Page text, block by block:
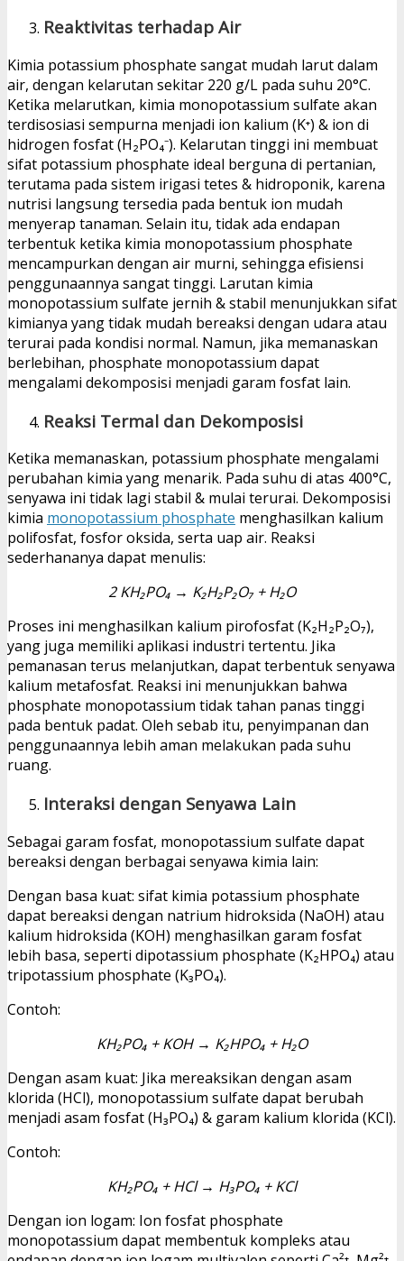
Reaktivitas terhadap Air
Kimia potassium phosphate sangat mudah larut dalam
air, dengan kelarutan sekitar 220 g/L pada suhu 20°C.
Ketika melarutkan, kimia monopotassium sulfate akan
terdisosiasi sempurna menjadi ion kalium (K⁺) & ion di
hidrogen fosfat (H₂PO₄⁻). Kelarutan tinggi ini membuat
sifat potassium phosphate ideal berguna di pertanian,
terutama pada sistem irigasi tetes & hidroponik, karena
nutrisi langsung tersedia pada bentuk ion mudah
menyerap tanaman. Selain itu, tidak ada endapan
terbentuk ketika kimia monopotassium phosphate
mencampurkan dengan air murni, sehingga efisiensi
penggunaannya sangat tinggi. Larutan kimia
monopotassium sulfate jernih & stabil menunjukkan sifat
kimianya yang tidak mudah bereaksi dengan udara atau
terurai pada kondisi normal. Namun, jika memanaskan
berlebihan, phosphate monopotassium dapat
mengalami dekomposisi menjadi garam fosfat lain.
Reaksi Termal dan Dekomposisi
Ketika memanaskan, potassium phosphate mengalami
perubahan kimia yang menarik. Pada suhu di atas 400°C,
senyawa ini tidak lagi stabil & mulai terurai. Dekomposisi
kimia monopotassium phosphate menghasilkan kalium
polifosfat, fosfor oksida, serta uap air. Reaksi
sederhananya dapat menulis:
2 KH₂PO₄ → K₂H₂P₂O₇ + H₂O
Proses ini menghasilkan kalium pirofosfat (K₂H₂P₂O₇),
yang juga memiliki aplikasi industri tertentu. Jika
pemanasan terus melanjutkan, dapat terbentuk senyawa
kalium metafosfat. Reaksi ini menunjukkan bahwa
phosphate monopotassium tidak tahan panas tinggi
pada bentuk padat. Oleh sebab itu, penyimpanan dan
penggunaannya lebih aman melakukan pada suhu
ruang.
Interaksi dengan Senyawa Lain
Sebagai garam fosfat, monopotassium sulfate dapat
bereaksi dengan berbagai senyawa kimia lain:
Dengan basa kuat: sifat kimia potassium phosphate
dapat bereaksi dengan natrium hidroksida (NaOH) atau
kalium hidroksida (KOH) menghasilkan garam fosfat
lebih basa, seperti dipotassium phosphate (K₂HPO₄) atau
tripotassium phosphate (K₃PO₄).
Contoh:
KH₂PO₄ + KOH → K₂HPO₄ + H₂O
Dengan asam kuat: Jika mereaksikan dengan asam
klorida (HCl), monopotassium sulfate dapat berubah
menjadi asam fosfat (H₃PO₄) & garam kalium klorida (KCl).
Contoh:
KH₂PO₄ + HCl → H₃PO₄ + KCl
Dengan ion logam: Ion fosfat phosphate
monopotassium dapat membentuk kompleks atau